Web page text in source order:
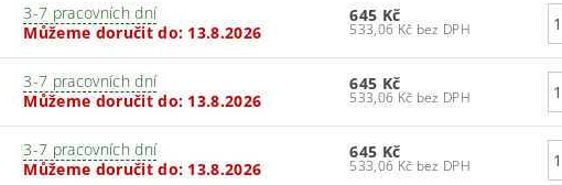
3-7 pracovních dní
Můžeme doručit do: 13.8.2026
645 Kč
533,06 Kč bez DPH
3-7 pracovních dní
Můžeme doručit do: 13.8.2026
645 Kč
533,06 Kč bez DPH
3-7 pracovních dní
Můžeme doručit do: 13.8.2026
645 Kč
533,06 Kč bez DPH